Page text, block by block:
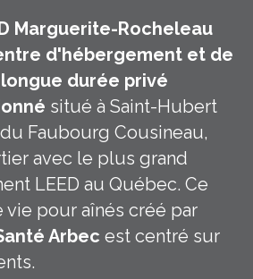
Marguerite-Rocheleau
d'hébergement et de
durée privé
situé à Saint-Hubert
Faubourg Cousineau,
avec le plus grand
LEED au Québec. Ce
vie pour aînés créé par
Arbec est centré sur